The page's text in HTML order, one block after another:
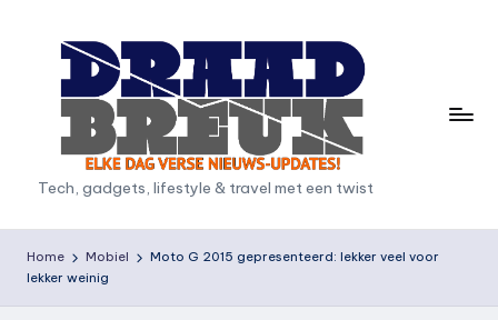
D
r
a
a
Tech, gadgets, lifestyle & travel met een twist
Home Mobiel
Moto G 2015 gepresenteerd: lekker veel voor
lekker weinig